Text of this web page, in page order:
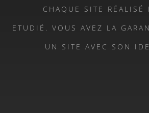
CHAQUE SITE RÉALISÉ
ETUDIÉ. VOUS AVEZ LA
UN SITE AVEC SON